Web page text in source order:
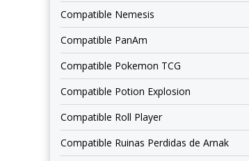
Compatible Nemesis
Compatible PanAm
Compatible Pokemon TCG
Compatible Potion Explosion
Compatible Roll Player
Compatible Ruinas Perdidas de Arnak